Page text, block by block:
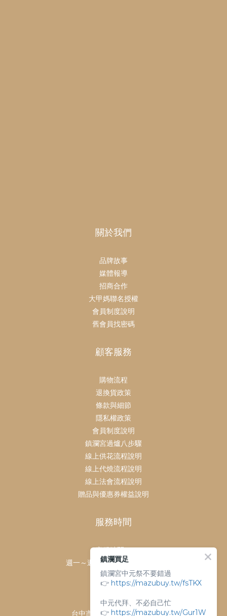
關於我們
品牌故事
媒體報導
招商合作
大甲媽聯名授權
會員制度說明
舊會員找密碼
顧客服務
購物流程
退換貨政策
條款與細節
隱私權政策
會員制度說明
鎮瀾宮過爐八步驟
線上供花流程說明
線上代燒流程說明
線上法會流程說明
贈品與優惠券權益說明
服務時間
客服時間：
週一～週日 上午9點～下午6點
客服電話：
04-26763688
門市地址：
台中市大甲區順天路238號
鎮瀾買足
鎮瀾宮中元祭不要錯過
👉 https://mazubuy.tw/fsTKX
中元代拜、不必自己忙
👉 https://mazubuy.tw/Gur1W